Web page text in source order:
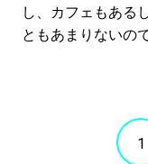
し、カフェもある
ともあまりないので
1